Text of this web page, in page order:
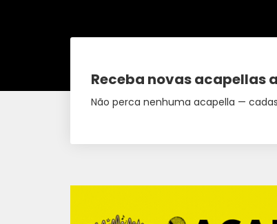
Receba novas acapellas
Não perca nenhuma acapella —